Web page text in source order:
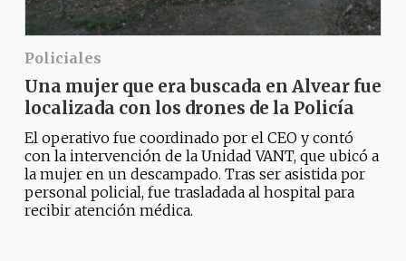
Policiales
Una mujer que era buscada en Alvear fue
localizada con los drones de la Policía
El operativo fue coordinado por el CEO y contó
con la intervención de la Unidad VANT, que ubicó a
la mujer en un descampado. Tras ser asistida por
personal policial, fue trasladada al hospital para
recibir atención médica.